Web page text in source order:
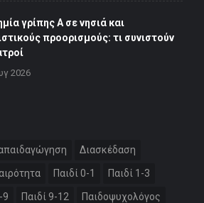
γρίπης Α σε νησιά και
προορισμούς: τι συνιστούν
2026
Διασκέδαση
Παιδί 0-1 Παιδί 1-3
9 Παιδί 9-12 Παιδοψυχολόγος